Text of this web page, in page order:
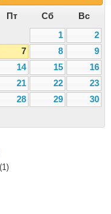
Пт Сб
Вс
1
2
7 8
9
14 15
16
21 22
23
28 29
30
(1)